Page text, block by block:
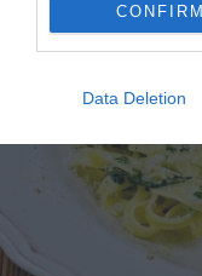
CONFIRM
Data Deletion